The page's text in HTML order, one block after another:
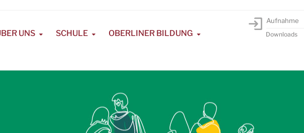
UNS SCHULE OBERLINER BILDUNG
Aufnahme
Downloads